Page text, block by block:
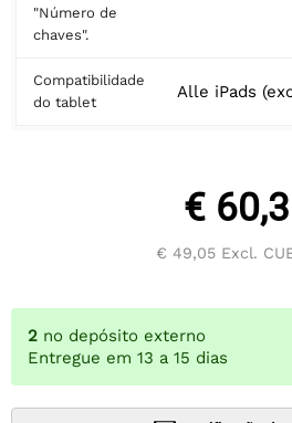
"Número de
chaves".
Compatibilidade
do tablet
Alle iPads
€
€ 49,05Excl.
2 no depósito externo
Entregue em 13 a 15 dias